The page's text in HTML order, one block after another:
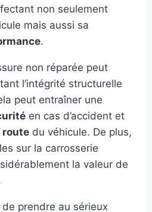
non seulement
mais aussi sa
.
non réparée peut
l’intégrité structurelle
peut entraîner une
en cas d’accident et
route du véhicule. De plus,
sur la carrosserie
la valeur de
prendre au sérieux